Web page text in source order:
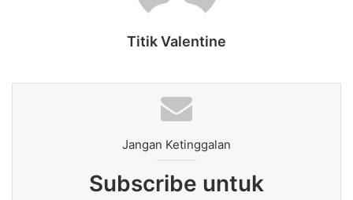
Titik Valentine
Jangan Ketinggalan
Subscribe untuk